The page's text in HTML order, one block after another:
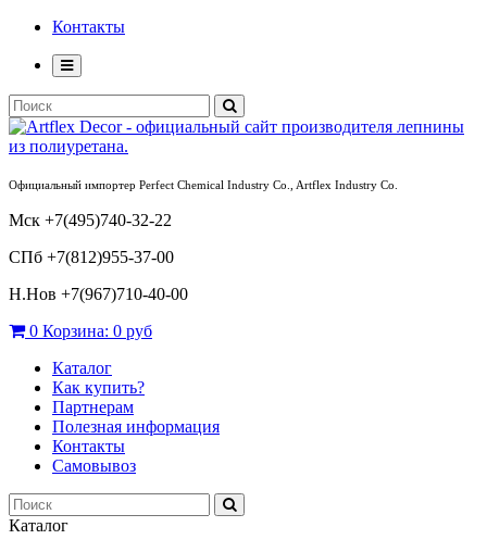
Контакты
Официальный импортер Perfect Chemical Industry Co., Artflex Industry Co.
Мск +7(495)740-32-22
СПб +7(812)955-37-00
Н.Нов +7(967)710-40-00
0 Корзина: 0 руб
Каталог
Как купить?
Партнерам
Полезная информация
Контакты
Самовывоз
Каталог